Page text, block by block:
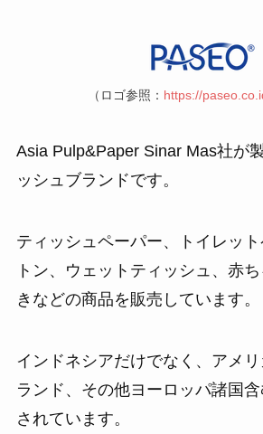
（ロゴ参照： https://
Asia Pulp&Paper Sinar Mas社が
ッシュブランドです。
ティッシュペーパー、トイレッ
トン、ウェットティッシュ、赤
きなどの商品を販売しています。
インドネシアだけでなく、アメ
ランド、その他ヨーロッパ諸国
されています。